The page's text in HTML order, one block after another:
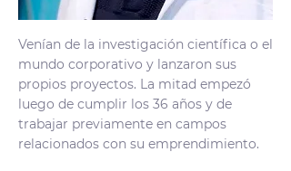
Venían de la investigación científica o el
mundo corporativo y lanzaron sus
propios proyectos. La mitad empezó
luego de cumplir los 36 años y de
trabajar previamente en campos
relacionados con su emprendimiento.